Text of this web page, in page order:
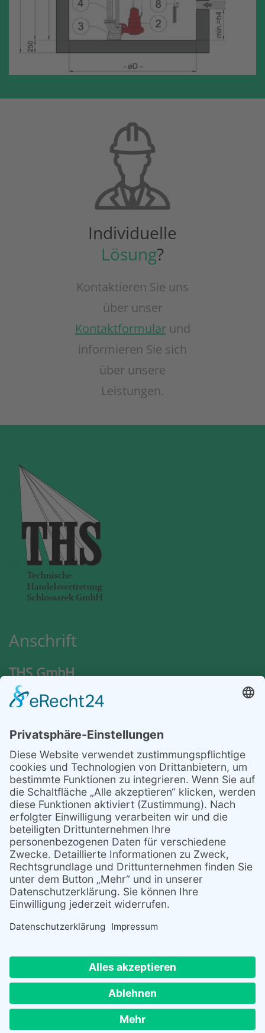
Individuelle
Lösung?
Kontaktieren Sie uns
über unser
Kontaktformularund
informieren Sie sich
über unsere
Leistungen.
Anschrift
THS GmbH
Nordlandweg 94
Kontakt
Telefon: +49 40 28 47 28 – 55
Telefax: +49 40 28 47 28 – 53
E-Mail: info@ths-umwelttechnik.de
Links
Home
Kontakt
Impressum